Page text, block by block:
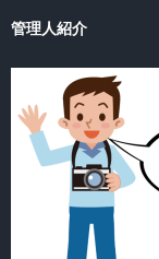
管理人紹介